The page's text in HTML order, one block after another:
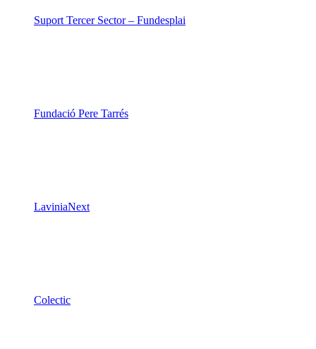
Suport Tercer Sector – Fundesplai
Fundació Pere Tarrés
LaviniaNext
Colectic